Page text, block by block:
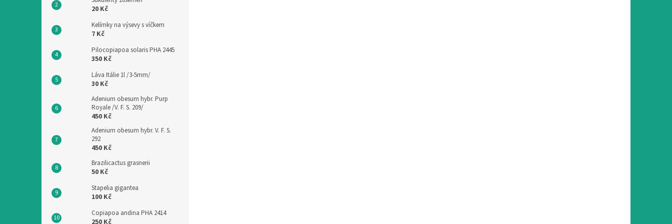
20 Kč
Kelímky na výsevy s víčkem
7 Kč
Pilocopiapoa solaris PHA 2445
350 Kč
Láva Itálie 1l /3-5mm/
30 Kč
Adenium obesum hybr. Purp
Royale /V. F. S. 209/
450 Kč
Adenium obesum hybr. V. F. S.
292
450 Kč
Brazilicactus grasnerii
50 Kč
Stapelia gigantea
100 Kč
Copiapoa andina PHA 2414